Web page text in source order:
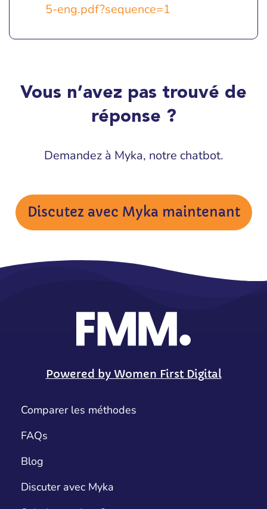
5-eng.pdf?sequence=1
Vous n’avez pas trouvé de
réponse ?
Demandez à Myka, notre chatbot.
Discutez avec Myka maintenant
Powered by Women First Digital
Comparer les méthodes
FAQs
Blog
Discuter avec Myka